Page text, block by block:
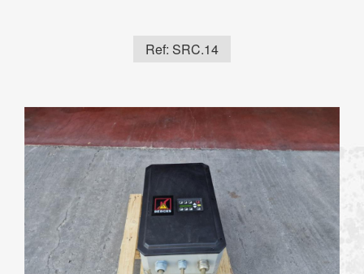
Ref: SRC.14